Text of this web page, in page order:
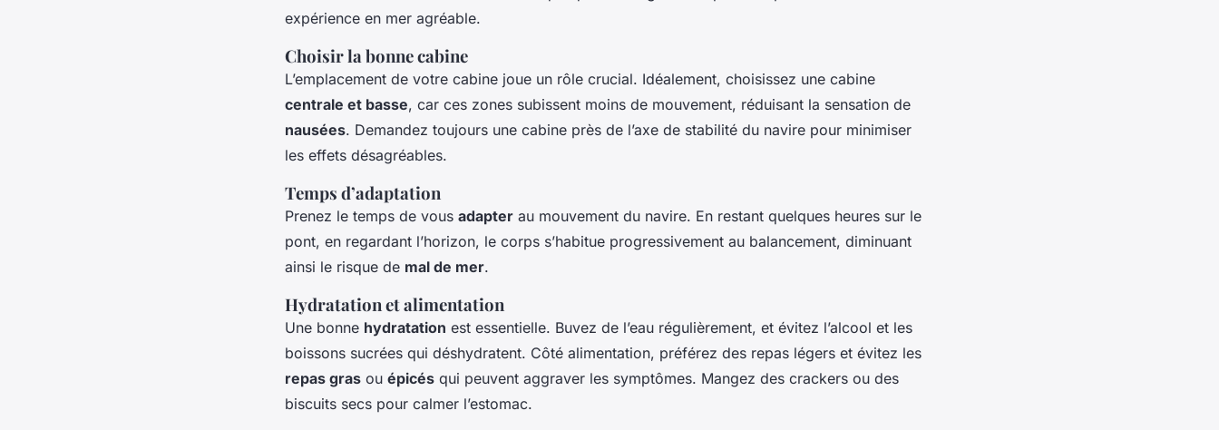
expérience en mer agréable.
Choisir la bonne cabine
L’emplacement de votre cabine joue un rôle crucial. Idéalement, choisissez une cabine
centrale et basse, car ces zones subissent moins de mouvement, réduisant la sensation de
nausées. Demandez toujours une cabine près de l’axe de stabilité du navire pour minimiser
les effets désagréables.
Temps d’adaptation
Prenez le temps de vous adapter au mouvement du navire. En restant quelques heures sur le
pont, en regardant l’horizon, le corps s’habitue progressivement au balancement, diminuant
ainsi le risque de mal de mer.
Hydratation et alimentation
Une bonne hydratation est essentielle. Buvez de l’eau régulièrement, et évitez l’alcool et les
boissons sucrées qui déshydratent. Côté alimentation, préférez des repas légers et évitez les
repas gras ou épicés qui peuvent aggraver les symptômes. Mangez des crackers ou des
biscuits secs pour calmer l’estomac.